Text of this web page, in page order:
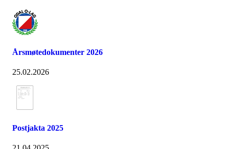
Årsmøtedokumenter 2026
25.02.2026
Postjakta 2025